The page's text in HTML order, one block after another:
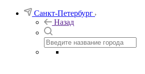
Санкт-Петербург
Назад